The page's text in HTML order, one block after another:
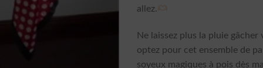
allez.
Ne laissez plus la pluie
optez pour cet ensemble de
soyeux magiques à pois dès